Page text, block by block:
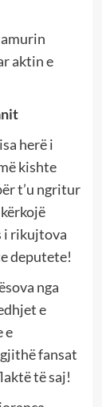
aktin e
herë i
kishte
t’u ngritur
i rikujtova
deputete!
nga
e
e
fansat
të saj!